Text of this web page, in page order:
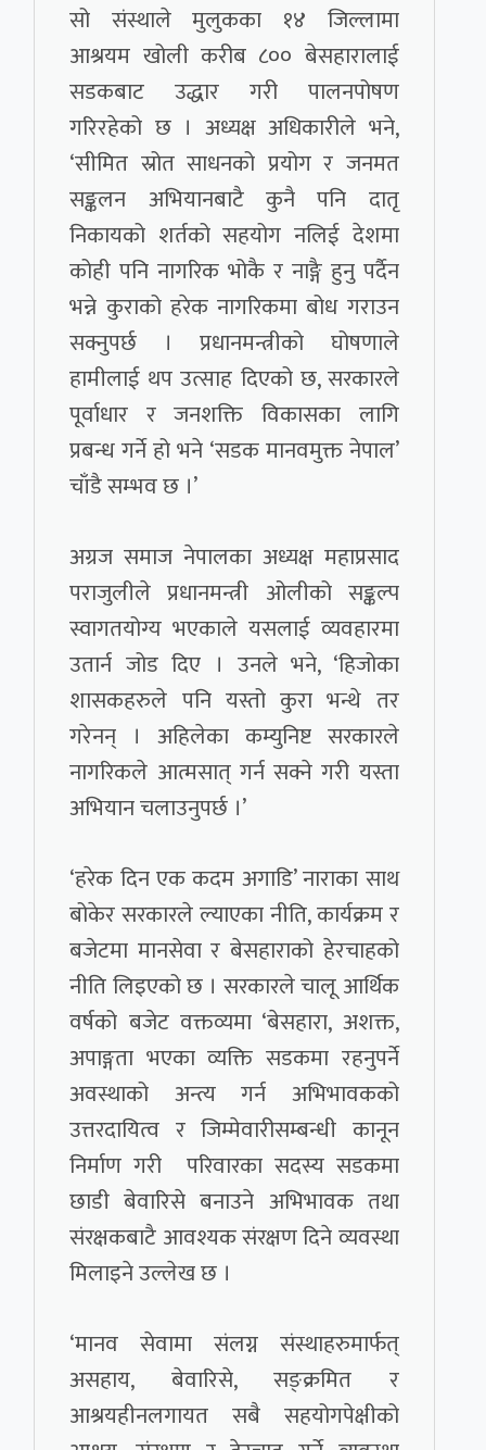
सो संस्थाले मुलुकका १४ जिल्लामा
आश्रयम खोली करीब ८०० बेसहारालाई
सडकबाट उद्धार गरी पालनपोषण
गरिरहेको छ । अध्यक्ष अधिकारीले भने,
‘सीमित स्रोत साधनको प्रयोग र जनमत
सङ्कलन अभियानबाटै कुनै पनि दातृ
निकायको शर्तको सहयोग नलिई देशमा
कोही पनि नागरिक भोकै र नाङ्गै हुनु पर्दैन
भन्ने कुराको हरेक नागरिकमा बोध गराउन
सक्नुपर्छ । प्रधानमन्त्रीको घोषणाले
हामीलाई थप उत्साह दिएको छ, सरकारले
पूर्वाधार र जनशक्ति विकासका लागि
प्रबन्ध गर्ने हो भने ‘सडक मानवमुक्त नेपाल’
चाँडै सम्भव छ ।’
अग्रज समाज नेपालका अध्यक्ष महाप्रसाद
पराजुलीले प्रधानमन्त्री ओलीको सङ्कल्प
स्वागतयोग्य भएकाले यसलाई व्यवहारमा
उतार्न जोड दिए । उनले भने, ‘हिजोका
शासकहरुले पनि यस्तो कुरा भन्थे तर
गरेनन् । अहिलेका कम्युनिष्ट सरकारले
नागरिकले आत्मसात् गर्न सक्ने गरी यस्ता
अभियान चलाउनुपर्छ ।’
‘हरेक दिन एक कदम अगाडि’ नाराका साथ
बोकेर सरकारले ल्याएका नीति, कार्यक्रम र
बजेटमा मानसेवा र बेसहाराको हेरचाहको
नीति लिइएको छ । सरकारले चालू आर्थिक
वर्षको बजेट वक्तव्यमा ‘बेसहारा, अशक्त,
अपाङ्गता भएका व्यक्ति सडकमा रहनुपर्ने
अवस्थाको अन्त्य गर्न अभिभावकको
उत्तरदायित्व र जिम्मेवारीसम्बन्धी कानून
निर्माण गरी परिवारका सदस्य सडकमा
छाडी बेवारिसे बनाउने अभिभावक तथा
संरक्षकबाटै आवश्यक संरक्षण दिने व्यवस्था
मिलाइने उल्लेख छ ।
‘मानव सेवामा संलग्न संस्थाहरुमार्फत्
असहाय, बेवारिसे, सङ्क्रमित र
आश्रयहीनलगायत सबै सहयोगपेक्षीको